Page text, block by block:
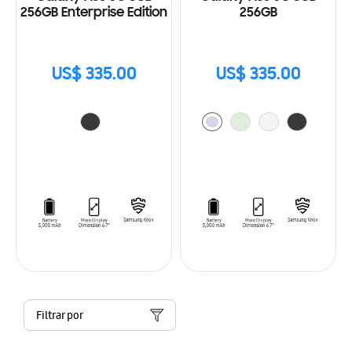
256GB Enterprise Edition
US$ 335.00
256GB
US$ 335.00
Filtrar por